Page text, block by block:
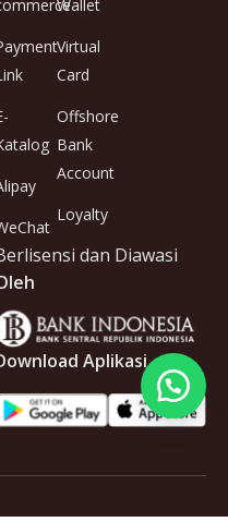
Wallet
Virtual
Card
Offshore
Bank
Account
Loyalty
dan Diawasi
Aplikasi